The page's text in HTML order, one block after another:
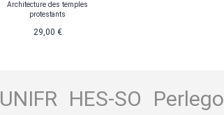
Architecture des temples
protestants
29,00 €
UNIFR HES-SO Perlego